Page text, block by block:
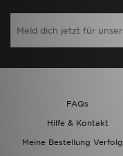
FAQs
Hilfe & Kontakt
Meine Bestellung